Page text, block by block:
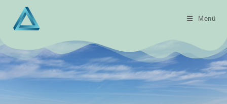
Menü